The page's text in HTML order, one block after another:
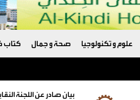
علوم و تكنولوجيا صحة و جمال كتاب
بيان صادر عن اللجنة